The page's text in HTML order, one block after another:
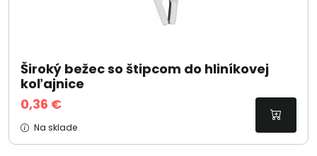
Široký bežec so štipcom do hliníkovej
koľajnice
0,36 €
Na sklade